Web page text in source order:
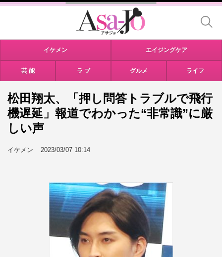
イケメン エイジングケア
芸 能 ラ ブ グルメ ライフ
松田翔太、「押し問答トラブルで飛行
機遅延」報道でわかった“非常識”に厳
しい声
イケメン 2023/03/07 10:14